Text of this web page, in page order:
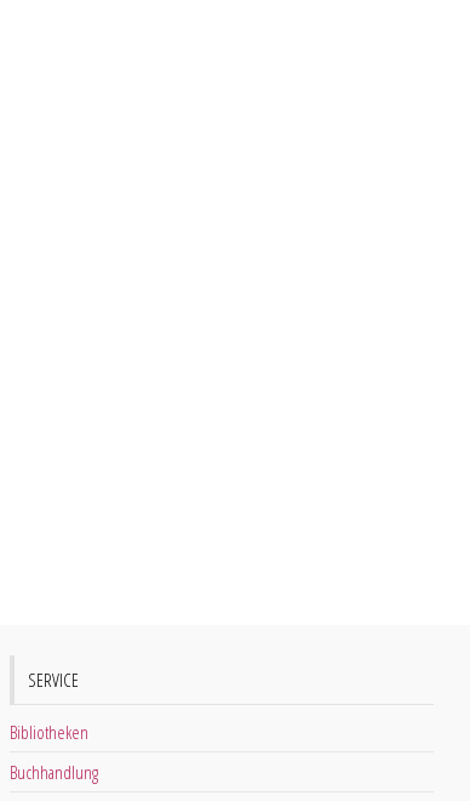
SERVICE
Bibliotheken
Buchhandlung